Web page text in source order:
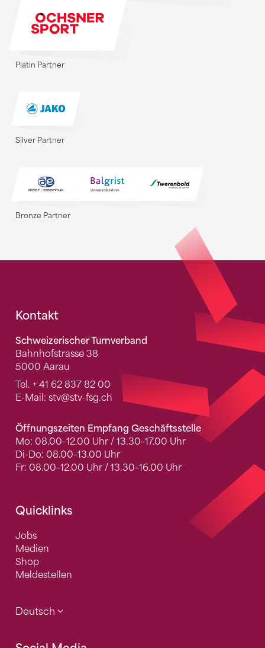
Platin Partner
Silver Partner
Bronze Partner
Fusszeile
Kontakt
Schweizerischer Turnverband
Bahnhofstrasse 38
5000 Aarau
Tel. + 41 62 837 82 00
E-Mail: stv@stv-fsg.ch
Öffnungszeiten Empfang Geschäftsstelle
Mo: 08.00–12.00 Uhr / 13.30–17.00 Uhr
Di-Do: 08.00–13.00 Uhr
Fr: 08.00–12.00 Uhr / 13.30–16.00 Uhr
Quicklinks
Jobs
Medien
Shop
Meldestellen
Deutsch